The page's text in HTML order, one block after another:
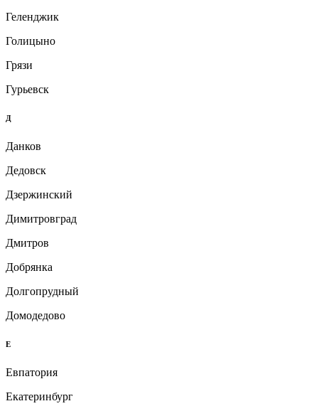
Геленджик
Голицыно
Грязи
Гурьевск
Д
Данков
Дедовск
Дзержинский
Димитровград
Дмитров
Добрянка
Долгопрудный
Домодедово
Е
Евпатория
Екатеринбург